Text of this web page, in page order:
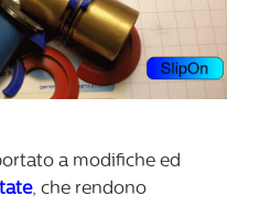
a modifiche ed
, che rendono